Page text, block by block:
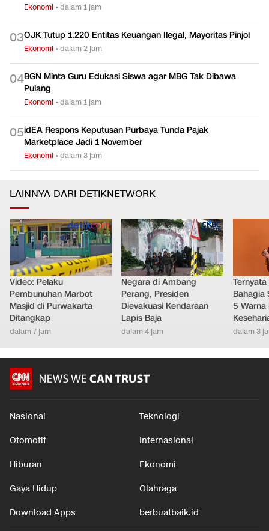
Ekonomi •dalam 1 jam
03OJK Tutup 1.220 Entitas Keuangan Ilegal, Mayoritas Pinjol
Ekonomi •dalam 2 jam
04BGN Minta Guru Edukasi Siswa agar MBG Tak Dibawa
Pulang
Ekonomi •dalam 1 jam
05idEA Respons Keputusan Purbaya Tunda Pajak
Marketplace Jadi 1 November
Ekonomi •dalam 3 jam
LAINNYA DARI DETIKNETWORK
Video: Pelaku
Pembunuhan Marbot
Masjid di Purwakarta
Ditangkap
dalam 7 jam
Negara di Ambang
Perang, Presiden
Dievakuasi Kendaraan
Lapis Baja
dalam 4 jam
Bahagia
5
dalam 3
Nasional Teknologi
Otomotif Internasional
Hiburan Ekonomi
Gaya Hidup Olahraga
Download Apps berbuatbaik.id